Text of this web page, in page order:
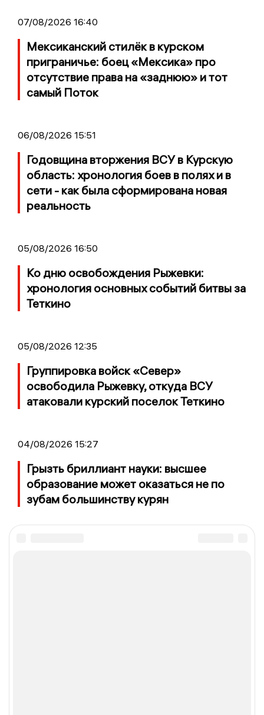
07/08/2026 16:40
Мексиканский стилёк в курском
приграничье: боец «Мексика» про
отсутствие права на «заднюю» и тот
самый Поток
06/08/2026 15:51
Годовщина вторжения ВСУ в Курскую
область: хронология боев в полях и в
сети - как была сформирована новая
реальность
05/08/2026 16:50
Ко дню освобождения Рыжевки:
хронология основных событий битвы за
Теткино
05/08/2026 12:35
Группировка войск «Север»
освободила Рыжевку, откуда ВСУ
атаковали курский поселок Теткино
04/08/2026 15:27
Грызть бриллиант науки: высшее
образование может оказаться не по
зубам большинству курян